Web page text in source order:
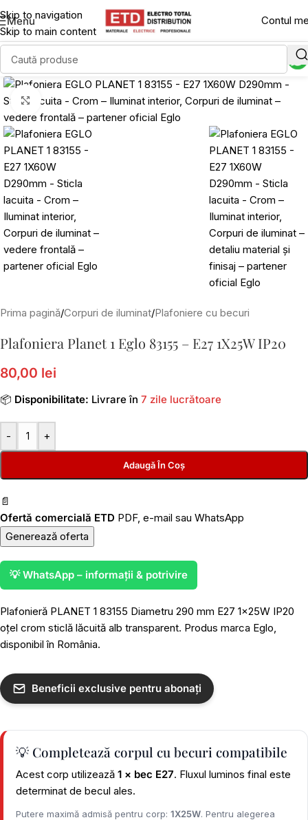
Skip to navigation
Skip to main content
Menu Contul
Click to enlarge
Prima pagină/Corpuri de iluminat/Plafoniere cu becuri
Plafoniera Planet 1 Eglo 83155 – E27 1X25W IP20
80,00 lei
📦 Disponibilitate: Livrare în 7 zile lucrătoare
- +
Adaugă În Coș
📄
Ofertă comercială ETD PDF, e-mail sau WhatsApp
Generează oferta
💡 WhatsApp – informații & potrivire
Plafonieră PLANET 1 83155 Diametru 290 mm E27 1x25W IP20
oțel crom sticlă lăcuită alb transparent. Produs marca Eglo,
disponibil în România.
Beneficii exclusive pentru abonați
💡 Completează corpul cu becuri compatibile
Acest corp utilizează 1 × bec E27. Fluxul luminos final este
determinat de becul ales.
Putere maximă admisă pentru corp: 1X25W. Pentru alegerea